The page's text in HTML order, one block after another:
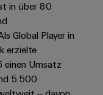
in über 80
Global Player in
erzielte
einen Umsatz
5.500